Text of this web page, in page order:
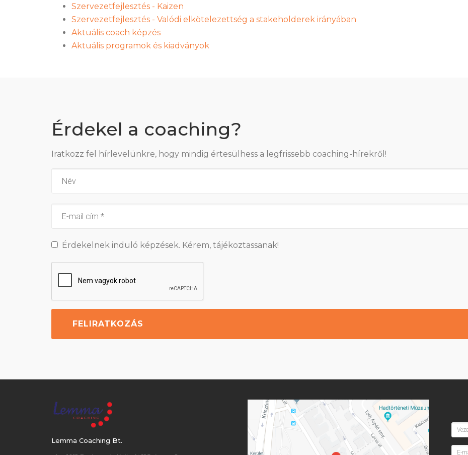
Szervezetfejlesztés - Kaizen
Szervezetfejlesztés - Valódi elkötelezettség a stakeholderek irányában
Aktuális coach képzés
Aktuális programok és kiadványok
Érdekel a coaching?
Iratkozz fel hírlevelünkre, hogy mindig értesülhess a legfrissebb coaching-hírekről!
Érdekelnek induló képzések. Kérem, tájékoztassanak!
Lemma Coaching Bt.